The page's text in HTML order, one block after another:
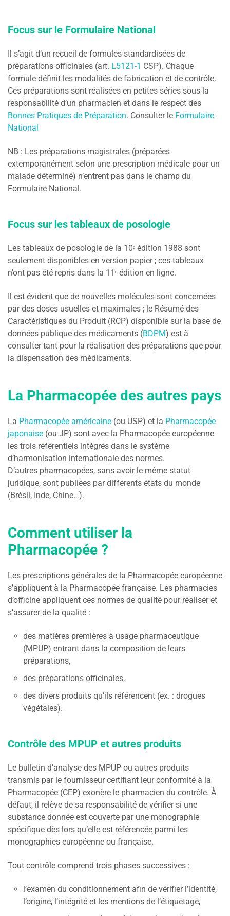
Focus sur le Formulaire National
Il s’agit d’un recueil de formules standardisées de
préparations officinales (art. L5121-1 CSP). Chaque
formule définit les modalités de fabrication et de contrôle.
Ces préparations sont réalisées en petites séries sous la
responsabilité d’un pharmacien et dans le respect des
Bonnes Pratiques de Préparation. Consulter le Formulaire
National
NB : Les préparations magistrales (préparées
extemporanément selon une prescription médicale pour un
malade déterminé) n’entrent pas dans le champ du
Formulaire National.
Focus sur les tableaux de posologie
Les tableaux de posologie de la 10ᵉ édition 1988 sont
seulement disponibles en version papier ; ces tableaux
n’ont pas été repris dans la 11ᵉ édition en ligne.
Il est évident que de nouvelles molécules sont concernées
par des doses usuelles et maximales ; le Résumé des
Caractéristiques du Produit (RCP) disponible sur la base de
données publique des médicaments (BDPM) est à
consulter tant pour la réalisation des préparations que pour
la dispensation des médicaments.
La Pharmacopée des autres pays
La Pharmacopée américaine (ou USP) et la Pharmacopée
japonaise (ou JP) sont avec la Pharmacopée européenne
les trois référentiels intégrés dans le système
d’harmonisation internationale des normes.
D’autres pharmacopées, sans avoir le même statut
juridique, sont publiées par différents états du monde
(Brésil, Inde, Chine…).
Comment utiliser la
Pharmacopée ?
Les prescriptions générales de la Pharmacopée européenne
s’appliquent à la Pharmacopée française. Les pharmacies
d’officine appliquent ces normes de qualité pour réaliser et
s’assurer de la qualité :
des matières premières à usage pharmaceutique
(MPUP) entrant dans la composition de leurs
préparations,
des préparations officinales,
des divers produits qu’ils référencent (ex. : drogues
végétales).
Contrôle des MPUP et autres produits
Le bulletin d’analyse des MPUP ou autres produits
transmis par le fournisseur certifiant leur conformité à la
Pharmacopée (CEP) exonère le pharmacien du contrôle. À
défaut, il relève de sa responsabilité de vérifier si une
substance donnée est couverte par une monographie
spécifique dès lors qu’elle est référencée parmi les
monographies européenne ou française.
Tout contrôle comprend trois phases successives :
l’examen du conditionnement afin de vérifier l’identité,
l’origine, l’intégrité et les mentions de l’étiquetage,